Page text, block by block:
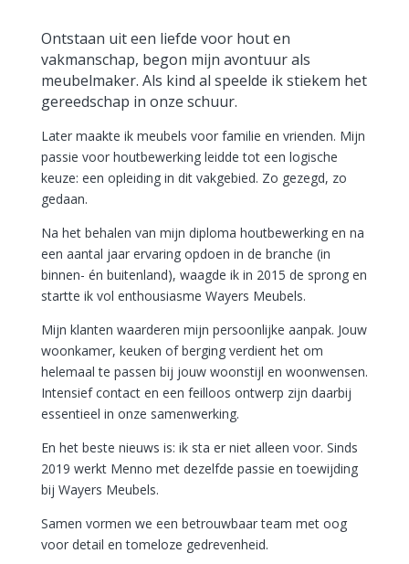
Ontstaan uit een liefde voor hout en
vakmanschap, begon mijn avontuur als
meubelmaker. Als kind al speelde ik stiekem het
gereedschap in onze schuur.
Later maakte ik meubels voor familie en vrienden. Mijn
passie voor houtbewerking leidde tot een logische
keuze: een opleiding in dit vakgebied. Zo gezegd, zo
gedaan.
Na het behalen van mijn diploma houtbewerking en na
een aantal jaar ervaring opdoen in de branche (in
binnen- én buitenland), waagde ik in 2015 de sprong en
startte ik vol enthousiasme Wayers Meubels.
Mijn klanten waarderen mijn persoonlijke aanpak. Jouw
woonkamer, keuken of berging verdient het om
helemaal te passen bij jouw woonstijl en woonwensen.
Intensief contact en een feilloos ontwerp zijn daarbij
essentieel in onze samenwerking.
En het beste nieuws is: ik sta er niet alleen voor. Sinds
2019 werkt Menno met dezelfde passie en toewijding
bij Wayers Meubels.
Samen vormen we een betrouwbaar team met oog
voor detail en tomeloze gedrevenheid.